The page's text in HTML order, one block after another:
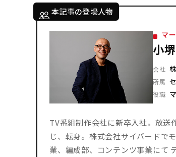
本記事の登場人物
マ
小
会社
所属
役職
TV番組制作会社に新卒入社。放
じ、転身。株式会社サイバードで
業、編成部、コンテンツ事業にて